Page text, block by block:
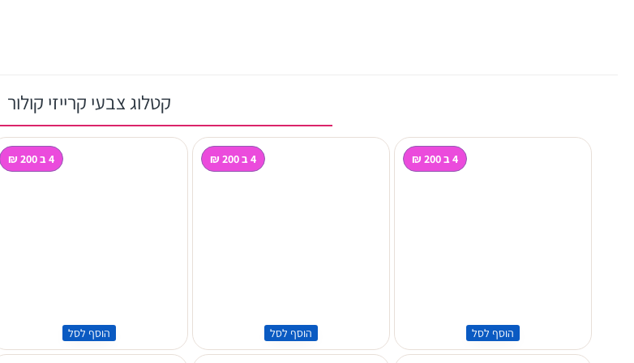
קטלוג צבעי קרייזי קולור
4 ב 200 ₪
הוסף לסל
4 ב 200 ₪
הוסף לסל
4 ב 200 ₪
הוסף לסל